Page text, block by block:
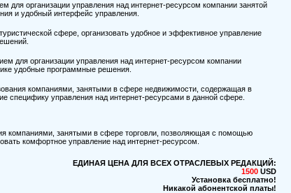
организации управления над интернет-ресурсом компании занятой
и удобный интерфейс управления.
сфере, организовать удобное и эффективное управление
для организации управления над интернет-ресурсом компании
удобные программные решения.
компаниями, занятыми в сфере недвижимости, содержащая в
специфику управления над интернет-ресурсами в данной сфере.
компаниями, занятыми в сфере торговли, позволяющая с помощью
комфортное управление над интернет-ресурсом.
ЕДИНАЯ ЦЕНА ДЛЯ ВСЕХ ОТРАСЛЕВЫХ РЕДАКЦИЙ:
1500 USD
Установка бесплатно!
Никакой абонентской платы!